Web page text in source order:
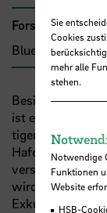
Forschungs-
Blue Sciences
Besichtigung
ist ein wichtiger
tigen
verschärf‐ ten
wird die
Exkursio‐ nen
Sie
Cookies
mehr alle
stehen.
Notwendige
Funktionen
Website
HSB-